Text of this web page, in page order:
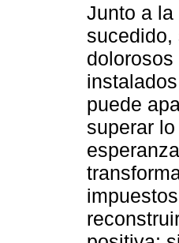
Junto a la
sucedido,
puede
superar